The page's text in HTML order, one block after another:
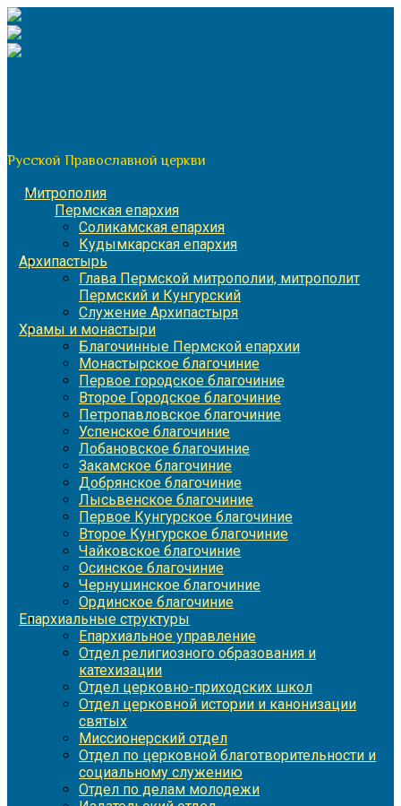
Перейти
к
содержимому
Русской Православной церкви
Митрополия
Пермская епархия
Соликамская епархия
Кудымкарская епархия
Архипастырь
Глава Пермской митрополии, митрополит
Пермский и Кунгурский
Служение Архипастыря
Храмы и монастыри
Благочинные Пермской епархии
Монастырское благочиние
Первое городское благочиние
Второе Городское благочиние
Петропавловское благочиние
Успенское благочиние
Лобановское благочиние
Закамское благочиние
Добрянское благочиние
Лысьвенское благочиние
Первое Кунгурское благочиние
Второе Кунгурское благочиние
Чайковское благочиние
Осинское благочиние
Чернушинское благочиние
Ординское благочиние
Епархиальные структуры
Епархиальное управление
Отдел религиозного образования и
катехизации
Отдел церковно-приходских школ
Отдел церковной истории и канонизации
святых
Миссионерский отдел
Отдел по церковной благотворительности и
социальному служению
Отдел по делам молодежи